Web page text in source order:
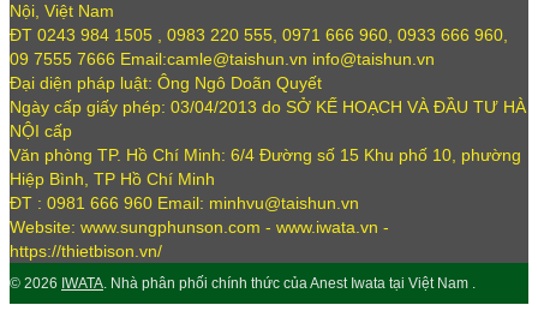
Nội, Việt Nam
ĐT 0243 984 1505 , 0983 220 555, 0971 666 960, 0933 666 960,
09 7555 7666 Email:camle@taishun.vn info@taishun.vn
Đại diện pháp luật: Ông Ngô Doãn Quyết
Ngày cấp giấy phép: 03/04/2013 do SỞ KẾ HOẠCH VÀ ĐẦU TƯ HÀ
NỘI cấp
Văn phòng TP. Hồ Chí Minh: 6/4 Đường số 15 Khu phố 10, phường
Hiệp Bình, TP Hồ Chí Minh
ĐT : 0981 666 960 Email: minhvu@taishun.vn
Website: www.sungphunson.com - www.iwata.vn -
https://thietbison.vn/
© 2026 IWATA. Nhà phân phối chính thức của Anest Iwata tại Việt Nam .